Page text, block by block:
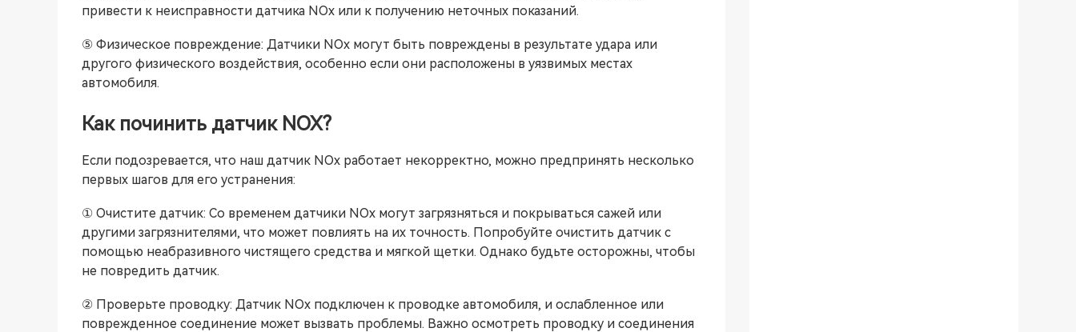
привести к неисправности датчика NOx или к получению неточных показаний.
⑤ Физическое повреждение: Датчики NOx могут быть повреждены в результате удара или
другого физического воздействия, особенно если они расположены в уязвимых местах
автомобиля.
Как починить датчик NOX?
Если подозревается, что наш датчик NOx работает некорректно, можно предпринять несколько
первых шагов для его устранения:
① Очистите датчик: Со временем датчики NOx могут загрязняться и покрываться сажей или
другими загрязнителями, что может повлиять на их точность. Попробуйте очистить датчик с
помощью неабразивного чистящего средства и мягкой щетки. Однако будьте осторожны, чтобы
не повредить датчик.
② Проверьте проводку: Датчик NOx подключен к проводке автомобиля, и ослабленное или
поврежденное соединение может вызвать проблемы. Важно осмотреть проводку и соединения